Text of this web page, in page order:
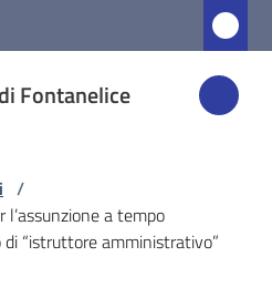
Fontanelice
/
l’assunzione a tempo
“istruttore amministrativo”